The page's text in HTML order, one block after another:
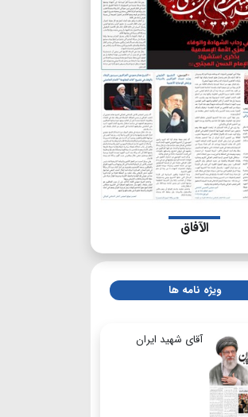
الآفاق
ویژه نامه ها
آقای شهید ایران